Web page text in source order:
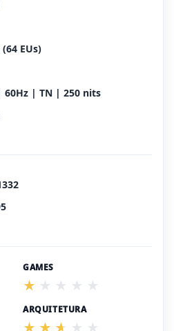
EUs)
60Hz | TN | 250 nits
GAMES
ARQUITETURA